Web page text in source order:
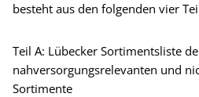
besteht aus den folgenden vier
Teil A: Lübecker Sortimentsliste
nahversorgungsrelevanten und
Sortimente